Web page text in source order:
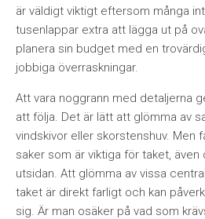
är väldigt viktigt eftersom många
tusenlappar extra att lägga ut på
planera sin budget med en
jobbiga överraskningar.
Att vara noggrann med detaljerna
att följa. Det är lätt att glömma av
vindskivor eller skorstenshuv. Men
saker som är viktiga för taket, även
utsidan. Att glömma av vissa
taket är direkt farligt och kan
sig. Är man osäker på vad som